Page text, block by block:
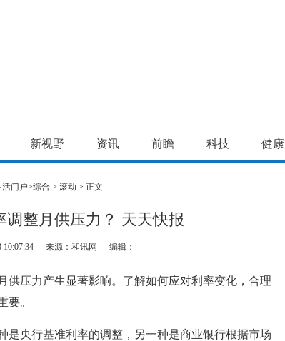
新视野 资讯 前瞻 科技 健康
活门户>综合 >滚动 > 正文
调整月供压力？ 天天快报
10:07:34 来源：和讯网 编辑：
供压力产生显著影响。了解如何应对利率变化，合理
要。
是央行基准利率的调整，另一种是商业银行根据市场